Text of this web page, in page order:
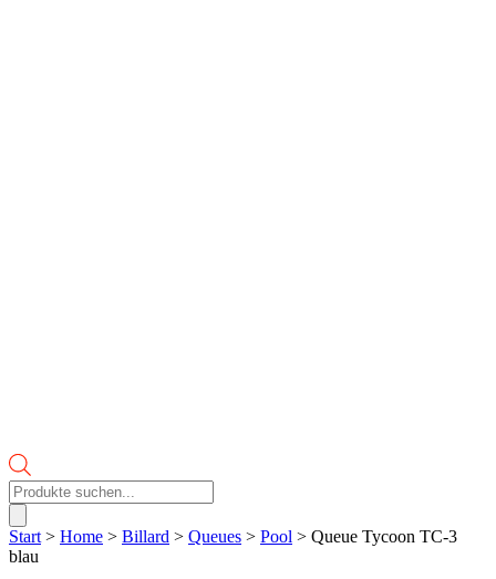
Products
search
Start > Home > Billard > Queues > Pool > Queue Tycoon TC-3
blau